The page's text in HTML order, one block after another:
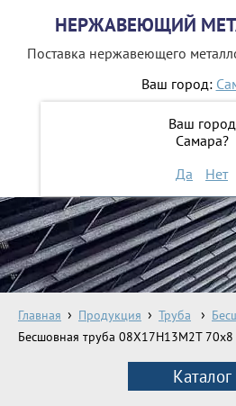
НЕРЖАВЕЮЩИЙ
Поставка нержавеющего
Ваш город:
Ваш город
Самара?
Да
Нет
8 800 551-
ЗАКАЗАТЬ
Главная Продукция Труба
Бесшовная труба 08Х17Н13М2Т 70х8
Каталог